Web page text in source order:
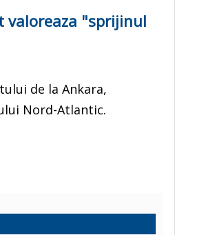
valoreaza "sprijinul
de la Ankara,
Nord-Atlantic.